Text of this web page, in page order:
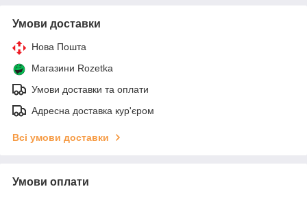
Умови доставки
Нова Пошта
Магазини Rozetka
Умови доставки та оплати
Адресна доставка кур'єром
Всі умови доставки
Умови оплати